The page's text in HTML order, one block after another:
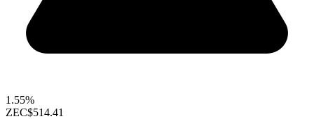
1.55%
ZEC$514.41